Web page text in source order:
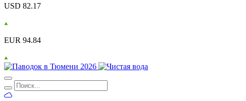
USD 82.17
EUR 94.84